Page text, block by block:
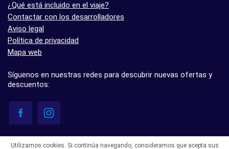
¿Qué está incluido en el viaje?
Contactar con los desarrolladores
Aviso legal
Política de privacidad
Mapa web
Síguenos en nuestras redes para descubrir nuevas ofertas y
descuentos:
Utilizamos cookies. Si continúa navegando, consideramos que acepta sus